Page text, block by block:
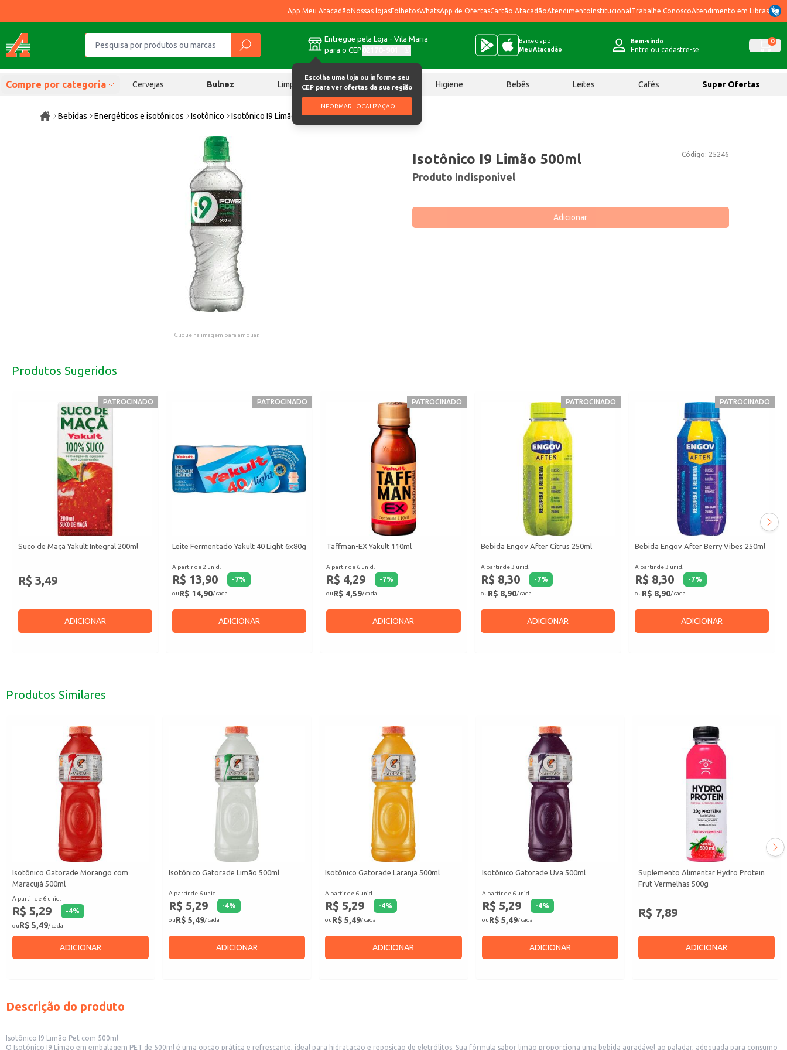
App Meu AtacadãoNossas lojasFolhetosWhatsApp de OfertasCartão AtacadãoAtendimentoInstitucional Trabalhe ConoscoAtendimento em Libras
Entregue pela Loja - Vila Maria
para o CEP
Escolha uma loja ou informe seu
CEP para ver ofertas da sua região
INFORMAR LOCALIZAÇÃO
Baixe o app
Meu Atacadão
Bem-vindo
Entre ou cadastre-se
0
Compre por categoria Cervejas Bulnez Limpeza Chocolates Higiene Bebês Leites Cafés Super Ofertas
Bebidas Energéticos e isotônicos Isotônico Isotônico I9 Limão 500ml
Clique na imagem para ampliar.
Código: 25246
Isotônico I9 Limão 500ml
Produto indisponível
Adicionar
Produtos Sugeridos
PATROCINADO
Suco de Maçã Yakult Integral 200ml
R$ 3,49
ADICIONAR
PATROCINADO
Leite Fermentado Yakult 40 Light 6x80g
A partir de 2 unid.
R$ 13,90 -7%
ouR$ 14,90/ cada
ADICIONAR
PATROCINADO
Taffman-EX Yakult 110ml
A partir de 6 unid.
R$ 4,29 -7%
ouR$ 4,59/ cada
ADICIONAR
PATROCINADO
Bebida Engov After Citrus 250ml
A partir de 3 unid.
R$ 8,30 -7%
ouR$ 8,90/ cada
ADICIONAR
PATROCINADO
Bebida Engov After Berry Vibes 250ml
A partir de 3 unid.
R$ 8,30 -7%
ouR$ 8,90/ cada
ADICIONAR
Produtos Similares
Isotônico Gatorade Morango com
Maracujá 500ml
A partir de 6 unid.
R$ 5,29 -4%
ouR$ 5,49/ cada
ADICIONAR
Isotônico Gatorade Limão 500ml
A partir de 6 unid.
R$ 5,29 -4%
ouR$ 5,49/ cada
ADICIONAR
Isotônico Gatorade Laranja 500ml
A partir de 6 unid.
R$ 5,29 -4%
ouR$ 5,49/ cada
ADICIONAR
Isotônico Gatorade Uva 500ml
A partir de 6 unid.
R$ 5,29 -4%
ouR$ 5,49/ cada
ADICIONAR
Suplemento Alimentar Hydro Protein
Frut Vermelhas 500g
R$ 7,89
ADICIONAR
Descrição do produto
Isotônico I9 Limão Pet com 500ml
O Isotônico I9 Limão em embalagem PET de 500ml é uma opção prática e refrescante, ideal para hidratação e reposição de eletrólitos. Sua fórmula sabor limão proporciona uma bebida agradável ao paladar, adequada para consumo